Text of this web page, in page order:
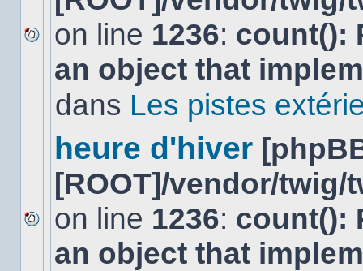
Aucun
nouveau
message
sujet.
on line 1236: count():
an object that
dans Les pistes
Aucun
nouveau
message
heure d'hiver
[ROOT]/vendor/
on line 1236: count():
an object that